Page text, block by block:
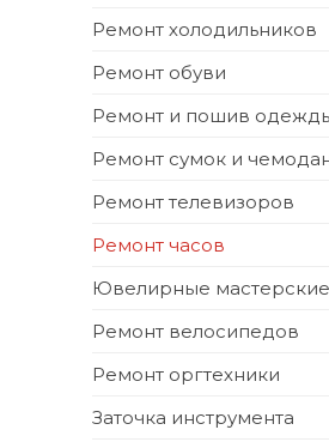
Ремонт холодильников
Ремонт обуви
Ремонт и пошив
Ремонт сумок и
Ремонт телевизоров
Ремонт часов
Ювелирные мастерские
Ремонт велосипедов
Ремонт оргтехники
Заточка инструмента